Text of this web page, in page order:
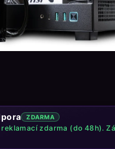
ZDARMA
reklamací zdarma (do 48h).